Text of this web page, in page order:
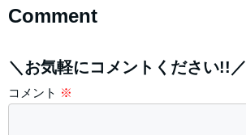
Comment
＼お気軽にコメントください!!／
コメント ※